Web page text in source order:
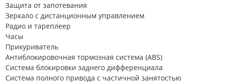
Защита от запотевания
Зеркало с дистанционным управлением
Радио и тареплеер
Часы
Прикуриватель
Антиблокировочная тормозная система (ABS)
Система блокировки заднего дифференциала
Система полного привода с частичной занятостью